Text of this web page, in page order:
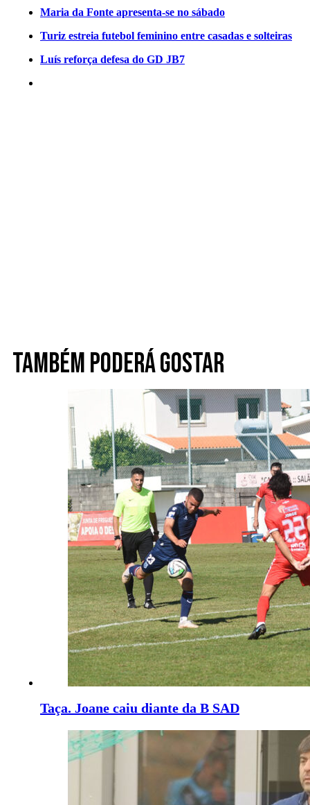
Maria da Fonte apresenta-se no sábado
Turiz estreia futebol feminino entre casadas e solteiras
Luís reforça defesa do GD JB7
Também poderá gostar
Taça. Joane caiu diante da B SAD